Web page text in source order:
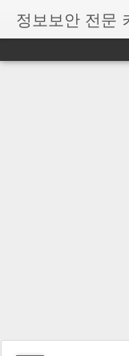
정보보안 전문